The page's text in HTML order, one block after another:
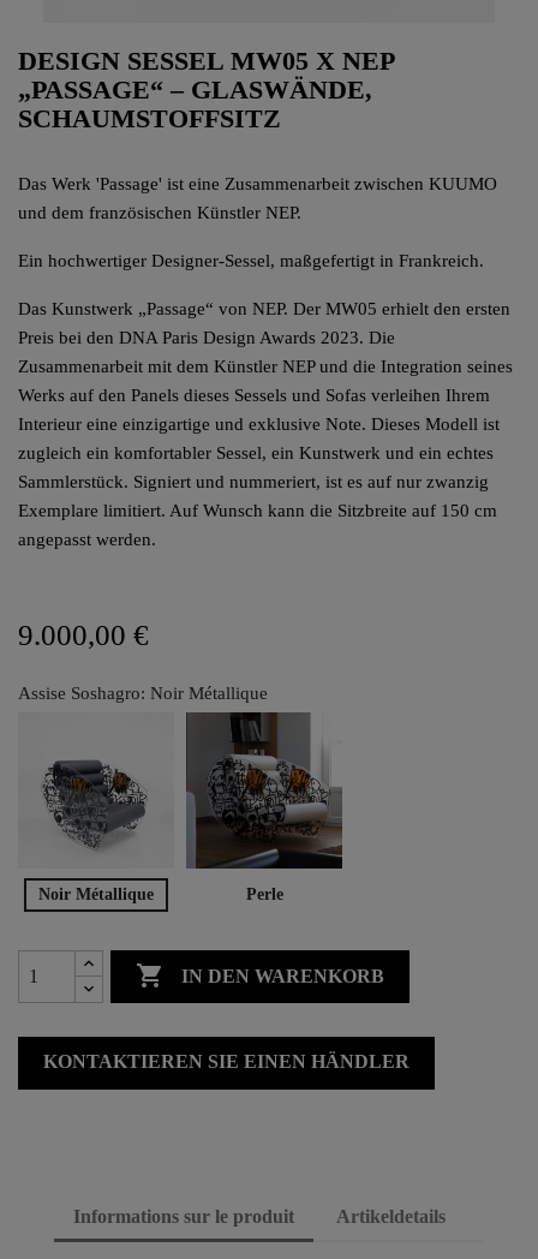
DESIGN SESSEL MW05 X NEP
„PASSAGE“ – GLASWÄNDE,
SCHAUMSTOFFSITZ
Das Werk 'Passage' ist eine Zusammenarbeit zwischen KUUMO
und dem französischen Künstler NEP.
Ein hochwertiger Designer-Sessel, maßgefertigt in Frankreich.
Das Kunstwerk „Passage“ von NEP. Der MW05 erhielt den ersten
Preis bei den DNA Paris Design Awards 2023. Die
Zusammenarbeit mit dem Künstler NEP und die Integration seines
Werks auf den Panels dieses Sessels und Sofas verleihen Ihrem
Interieur eine einzigartige und exklusive Note. Dieses Modell ist
zugleich ein komfortabler Sessel, ein Kunstwerk und ein echtes
Sammlerstück. Signiert und nummeriert, ist es auf nur zwanzig
Exemplare limitiert. Auf Wunsch kann die Sitzbreite auf 150 cm
angepasst werden.
9.000,00 €
Assise Soshagro: Noir Métallique
Noir Métallique Perle
 IN DEN WARENKORB
KONTAKTIEREN SIE EINEN HÄNDLER
Informations sur le produit Artikeldetails